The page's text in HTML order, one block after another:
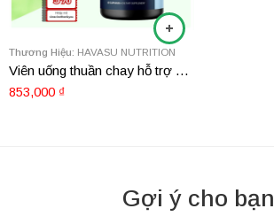
Thương Hiệu: HAVASU NUTRITION
Viên uống thuần chay hỗ trợ xây dựng cơ bắp Havasu Nutrition L-Arginine Nitric Oxide Precursor 60 viên
853,000 ₫
Gợi ý cho bạn